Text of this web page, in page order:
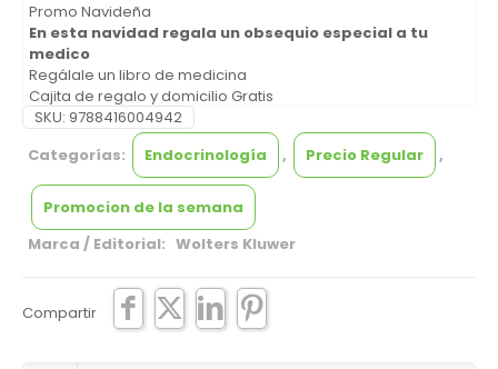
Promo Navideña
En esta navidad regala un obsequio especial a tu
medico
Regálale un libro de medicina
Cajita de regalo y domicilio Gratis
Envío a nivel nacional
Paginas:800
3 Edición
Idioma:
ESPAÑOL
Encuadernación: RÚSTICA
Año:2015
SKU: 9788416004942
Categorías:
Endocrinología , Precio Regular ,
Promocion de la semana
Marca / Editorial: Wolters Kluwer
Compartir